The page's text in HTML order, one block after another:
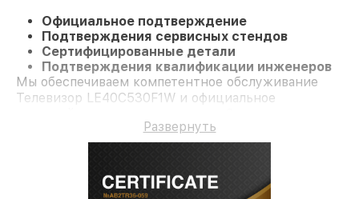
Официальное подтверждение
Подтверждения сервисных стендов
Сертифицированные детали
Подтверждения квалификации инженеров
Мы обеспечиваем компетентное обслуживание
Телевизор LE40C530F1W и официальное
Развернуть